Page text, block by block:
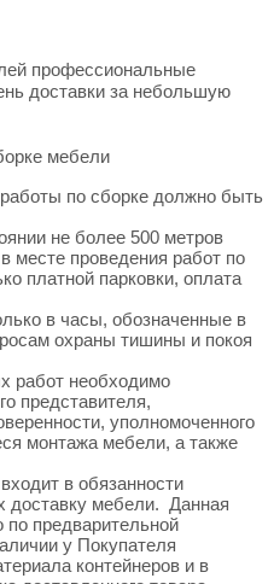
профессиональные
доставки за небольшую
мебели
по сборке должно быть
не более 500 метров
месте проведения работ по
платной парковки, оплата
в часы, обозначенные в
охраны тишины и покоя
работ необходимо
представителя,
уполномоченного
монтажа мебели, а также
в обязанности
доставку мебели. Данная
по предварительной
у Покупателя
контейнеров и в